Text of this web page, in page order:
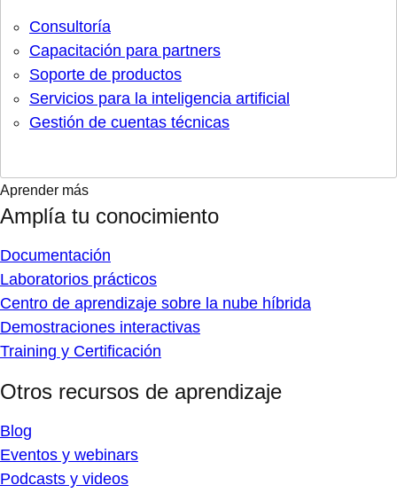
Consultoría
Capacitación para partners
Soporte de productos
Servicios para la inteligencia artificial
Gestión de cuentas técnicas
Aprender más
Amplía tu conocimiento
Documentación
Laboratorios prácticos
Centro de aprendizaje sobre la nube híbrida
Demostraciones interactivas
Training y Certificación
Otros recursos de aprendizaje
Blog
Eventos y webinars
Podcasts y videos